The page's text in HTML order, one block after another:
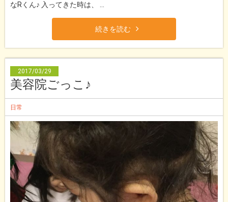
なRくん♪ 入ってきた時は、 ...
続きを読む
2017/03/29
美容院ごっこ♪
日常